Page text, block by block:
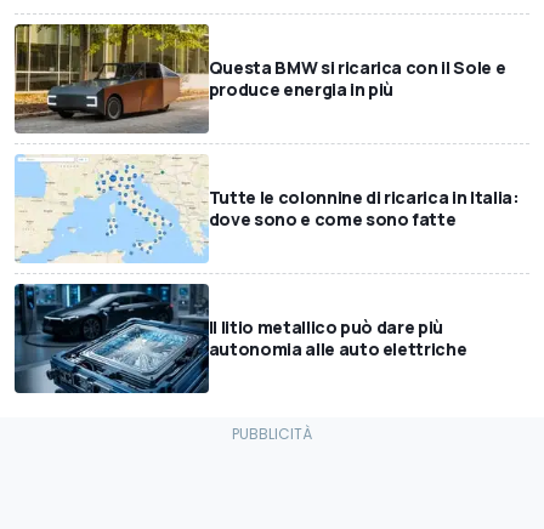
Questa BMW si ricarica con il Sole e
produce energia in più
Tutte le colonnine di ricarica in Italia:
dove sono e come sono fatte
Il litio metallico può dare più
autonomia alle auto elettriche